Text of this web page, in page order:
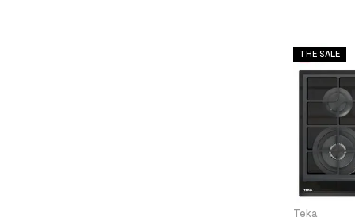
THE SALE
Teka